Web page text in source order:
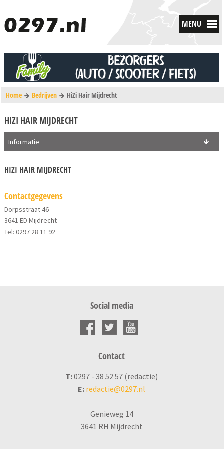
MENU
Home Bedrijven HiZi Hair Mijdrecht
HIZI HAIR MIJDRECHT
Informatie
HIZI HAIR MIJDRECHT
Contactgegevens
Dorpsstraat 46
3641 ED Mijdrecht
Tel: 0297 28 11 92
Social media
Contact
T:0297 - 38 52 57 (redactie)
E: redactie@0297.nl
Genieweg 14
3641 RH Mijdrecht